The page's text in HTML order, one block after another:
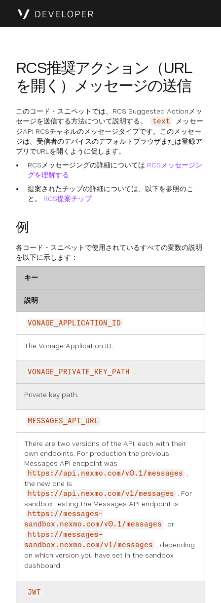
RCS推奨アクション（URL
を開く）メッセージの送信
このコード・スニペットでは、RCS Suggested Actionメッ
セージを送信する方法について説明する。
text
メッセー
ジAPI RCSチャネルのメッセージタイプです。このメッセー
ジは、受信者のデバイスのデフォルトブラウザまたは登録ア
プリでURLを開くように促します。
RCSメッセージングの詳細については RCSメッセージン
グを理解する
提案されたチップの詳細については、以下を参照のこ
と。 RCS提案チップ
例
各コード・スニペットで使用されているすべての変数の説明
を以下に示します：
キー
説明
VONAGE_APPLICATION_ID
The Vonage Application ID.
VONAGE_PRIVATE_KEY_PATH
Private key path.
MESSAGES_API_URL
There are two versions of the API, each with their
own endpoints. For production the previous
Messages API endpoint was
https://api.nexmo.com/v0.1/messages
,
the new one is
https://api.nexmo.com/v1/messages
. For
sandbox testing the Messages API endpoint is
https://messages-
sandbox.nexmo.com/v0.1/messages
or
https://messages-
sandbox.nexmo.com/v1/messages
, depending
on which version you have set in the sandbox
dashboard.
JWT